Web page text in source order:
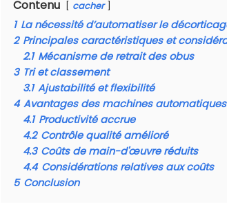
Contenu cacher
1 La nécessité d’automatiser le
2 Principales caractéristiques et
2.1 Mécanisme de retrait des obus
3 Tri et classement
3.1 Ajustabilité et flexibilité
4 Avantages des machines
4.1 Productivité accrue
4.2 Contrôle qualité amélioré
4.3 Coûts de main-d'œuvre réduits
4.4 Considérations relatives aux coûts
5 Conclusion